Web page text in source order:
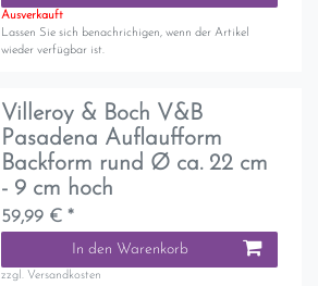
Ausverkauft
Lassen Sie sich benachrichigen, wenn der Artikel
wieder verfügbar ist.
Villeroy & Boch V&B
Pasadena Auflaufform
Backform rund Ø ca. 22 cm
- 9 cm hoch
59,99 € *
In den Warenkorb
zzgl. Versandkosten